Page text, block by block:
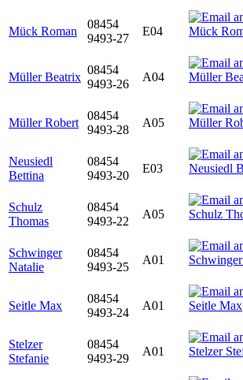
Mück Roman
08454
9493-27
E04
Müller Beatrix
08454
9493-26
A04
Müller Robert
08454
9493-28
A05
Neusiedl
Bettina
08454
9493-20
E03
Schulz
Thomas
08454
9493-22
A05
Schwinger
Natalie
08454
9493-25
A01
Seitle Max
08454
9493-24
A01
Stelzer
Stefanie
08454
9493-29
A01